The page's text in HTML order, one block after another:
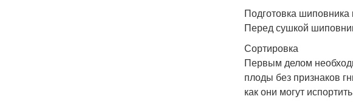
Подготовка шиповника
Перед сушкой
Сортировка
Первым делом
плоды без признаков
как они могут